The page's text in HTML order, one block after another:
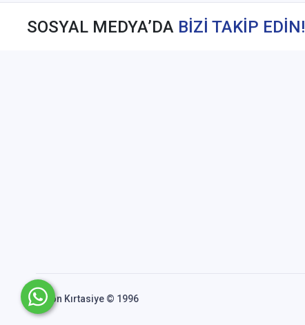
SOSYAL MEDYA’DA BİZİ TAKİP EDİN!
Akfon Kırtasiye © 1996